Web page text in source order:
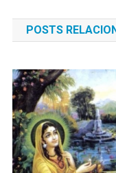
de
Post
POSTS